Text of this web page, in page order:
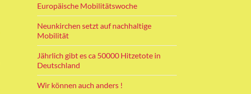
Europäische Mobilitätswoche
Neunkirchen setzt auf nachhaltige
Mobilität
Jährlich gibt es ca 50000 Hitzetote in
Deutschland
Wir können auch anders !